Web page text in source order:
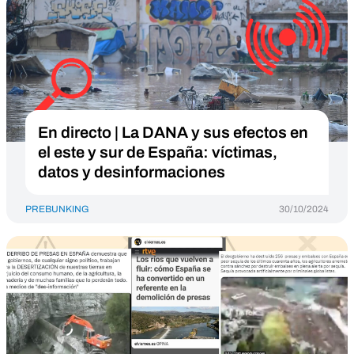
En directo | La DANA y sus efectos en
el este y sur de España: víctimas,
datos y desinformaciones
PREBUNKING 30/10/2024